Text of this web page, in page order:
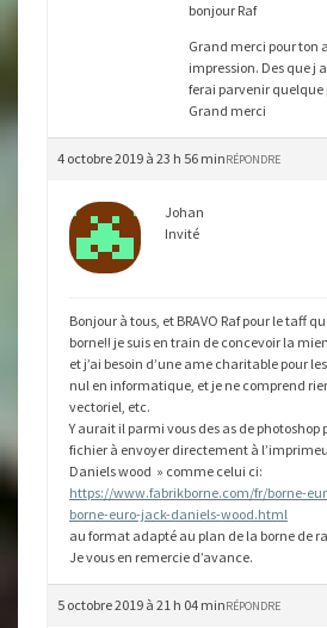
bonjour Raf
Grand merci pour ton
impression. Des que j
ferai parvenir quelque
Grand merci
4 octobre 2019 à 23 h 56 minRÉPONDRE
Johan
Invité
Bonjour à tous, et BRAVO Raf pour le taff
borne!! je suis en train de concevoir la
et j’ai besoin d’une ame charitable pour
nul en informatique, et je ne comprend
vectoriel, etc.
Y aurait il parmi vous des as de photoshop
fichier à envoyer directement à
Daniels wood » comme celui ci:
https://www.fabrikborne.com/fr/borne-
borne-euro-jack-daniels-wood.html
au format adapté au plan de la borne de
Je vous en remercie d’avance.
5 octobre 2019 à 21 h 04 minRÉPONDRE